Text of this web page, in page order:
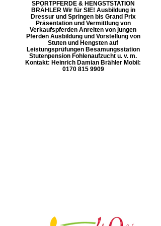
SPORTPFERDE & HENGSTSTATION
BRÄHLER Wir für SIE! Ausbildung in
Dressur und Springen bis Grand Prix
Präsentation und Vermittlung von
Verkaufspferden Anreiten von jungen
Pferden Ausbildung und Vorstellung von
Stuten und Hengsten auf
Leistungsprüfungen Besamungsstation
Stutenpension Fohlenaufzucht u. v. m.
Kontakt: Heinrich Damian Brähler Mobil:
0170 815 9909